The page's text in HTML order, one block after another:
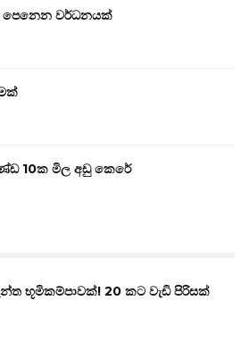
පෙනෙන වර්ධනයක්
10ක මිල අඩු කෙරේ
භූමිකම්පාවක්! 20 කට වැඩි පිරිසක්